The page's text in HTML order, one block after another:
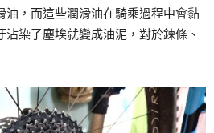
油，而這些潤滑油在騎乘過程中會黏
沾染了塵埃就變成油泥，對於鍊條、